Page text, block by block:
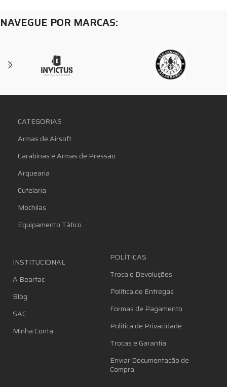
NAVEGUE POR MARCAS:
CATEGORIAS
Armas de Airsoft
Carabinas e Armas de Pressão
Arquearia
Cutelaria
Mochilas
Equipamento Tático
INSTITUCIONAL
A Beartac
Blog
SAC
Minha Conta
POLÍTICAS
Troca e Devoluções
Política de Entregas
Formas de Pagamento
Política de Privacidade
Trocas e Garantia
Enviar Documentação de
Compra